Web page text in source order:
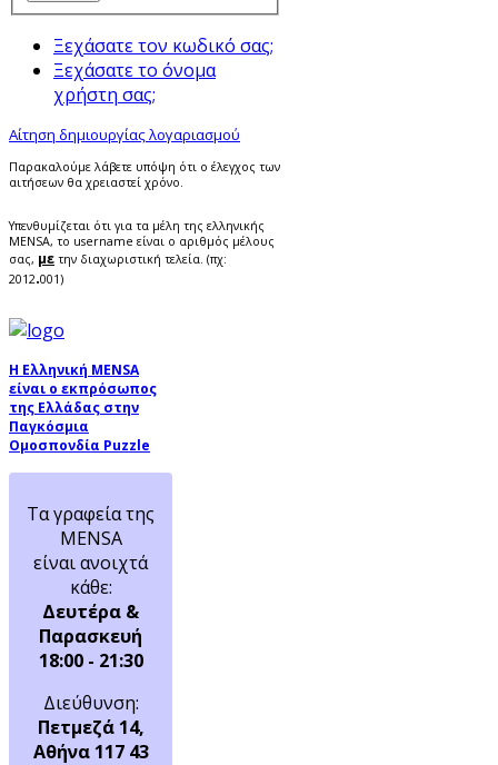
Ξεχάσατε τον κωδικό σας;
Ξεχάσατε το όνομα
χρήστη σας;
Αίτηση δημιουργίας λογαριασμού
Παρακαλούμε λάβετε υπόψη ότι ο έλεγχος των
αιτήσεων θα χρειαστεί χρόνο.
Υπενθυμίζεται ότι για τα μέλη της ελληνικής
MENSA, το username είναι ο αριθμός μέλους
σας, με την διαχωριστική τελεία. (πχ:
2012.001)
Η Ελληνική MENSA
είναι ο εκπρόσωπος
της Ελλάδας στην
Παγκόσμια
Ομοσπονδία Puzzle
Τα γραφεία της
MENSA
είναι ανοιχτά
κάθε:
Δευτέρα &
Παρασκευή
18:00 - 21:30
Διεύθυνση:
Πετμεζά 14,
Αθήνα 117 43